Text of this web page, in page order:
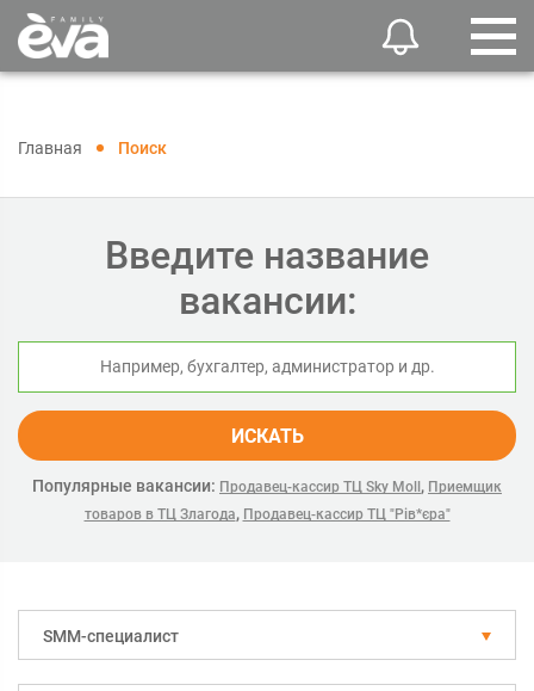
Главная Поиск
Введите название
вакансии:
ИСКАТЬ
Популярные вакансии: Продавец-кассир ТЦ Sky Moll , Приемщик
товаров в ТЦ Злагода, Продавец-кассир ТЦ "Рів*єра"
SMM-специалист